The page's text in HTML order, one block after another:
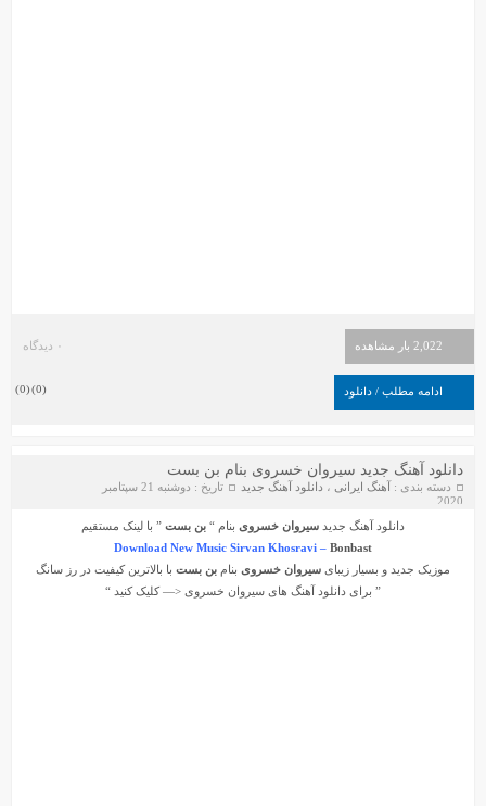
2,022 بار مشاهده ۰ دیدگاه
ادامه مطلب / دانلود (
0
)
(
0
)
دانلود آهنگ جدید سیروان خسروی بنام بن بست
دسته بندی :آهنگ ایرانی ، دانلود آهنگ جدید
تاریخ : دوشنبه 21 سپتامبر
2020
دانلود آهنگ جدید سیروان خسروی بنام “ بن بست ” با لینک مستقیم
Download New Music Sirvan Khosravi – Bonbast
موزیک جدید و بسیار زیبای سیروان خسروی بنام بن بست با بالاترین کیفیت در رز سانگ
” برای دانلود آهنگ های سیروان خسروی <— کلیک کنید “